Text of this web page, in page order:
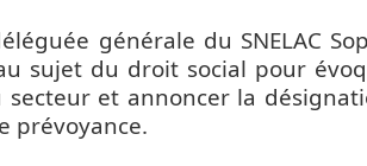
générale du SNELAC
sujet du droit social pour
secteur et annoncer la
prévoyance.